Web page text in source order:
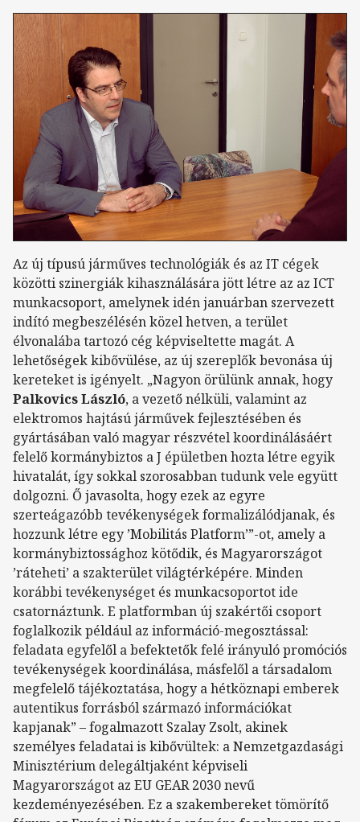
Az új típusú járműves technológiák és az IT cégek
közötti szinergiák kihasználására jött létre az az ICT
munkacsoport, amelynek idén januárban szervezett
indító megbeszélésén közel hetven, a terület
élvonalába tartozó cég képviseltette magát. A
lehetőségek kibővülése, az új szereplők bevonása új
kereteket is igényelt. „Nagyon örülünk annak, hogy
Palkovics László, a vezető nélküli, valamint az
elektromos hajtású járművek fejlesztésében és
gyártásában való magyar részvétel koordinálásáért
felelő kormánybiztos a J épületben hozta létre egyik
hivatalát, így sokkal szorosabban tudunk vele együtt
dolgozni. Ő javasolta, hogy ezek az egyre
szerteágazóbb tevékenységek formalizálódjanak, és
hozzunk létre egy ’Mobilitás Platform’”-ot, amely a
kormánybiztossághoz kötődik, és Magyarországot
’ráteheti’ a szakterület világtérképére. Minden
korábbi tevékenységet és munkacsoportot ide
csatornáztunk. E platformban új szakértői csoport
foglalkozik például az információ-megosztással:
feladata egyfelől a befektetők felé irányuló promóciós
tevékenységek koordinálása, másfelől a társadalom
megfelelő tájékoztatása, hogy a hétköznapi emberek
autentikus forrásból származó információkat
kapjanak” – fogalmazott Szalay Zsolt, akinek
személyes feladatai is kibővültek: a Nemzetgazdasági
Minisztérium delegáltjaként képviseli
Magyarországot az EU GEAR 2030 nevű
kezdeményezésében. Ez a szakembereket tömörítő